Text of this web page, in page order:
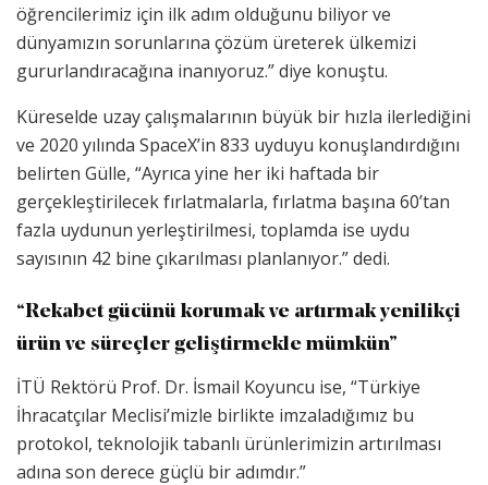
öğrencilerimiz için ilk adım olduğunu biliyor ve
dünyamızın sorunlarına çözüm üreterek ülkemizi
gururlandıracağına inanıyoruz.” diye konuştu.
Küreselde uzay çalışmalarının büyük bir hızla ilerlediğini
ve 2020 yılında SpaceX’in 833 uyduyu konuşlandırdığını
belirten Gülle, “Ayrıca yine her iki haftada bir
gerçekleştirilecek fırlatmalarla, fırlatma başına 60’tan
fazla uydunun yerleştirilmesi, toplamda ise uydu
sayısının 42 bine çıkarılması planlanıyor.” dedi.
“Rekabet gücünü korumak ve artırmak yenilikçi
ürün ve süreçler geliştirmekle mümkün”
İTÜ Rektörü Prof. Dr. İsmail Koyuncu ise, “Türkiye
İhracatçılar Meclisi’mizle birlikte imzaladığımız bu
protokol, teknolojik tabanlı ürünlerimizin artırılması
adına son derece güçlü bir adımdır.”